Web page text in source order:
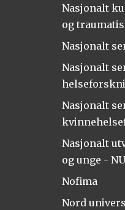
Nasjonalt
og
Nasjonalt
Nasjonalt
Nasjonalt
Nasjonalt
og unge -
Nofima
Nord